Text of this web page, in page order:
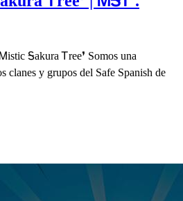
Ꭶakura Ꭲree❜ Somos una
clanes y grupos del Safe Spanish de